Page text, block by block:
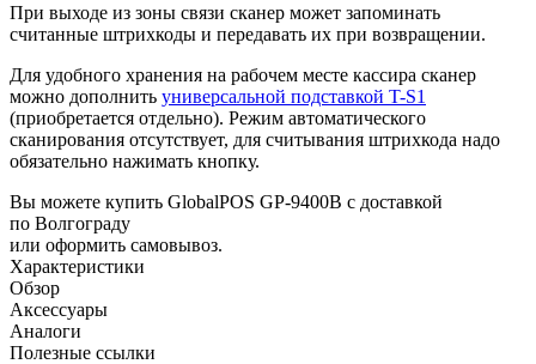
При выходе из зоны связи сканер может запоминать
считанные штрихкоды и передавать их при возвращении.
Для удобного хранения на рабочем месте кассира сканер
можно дополнить универсальной подставкой T-S1
(приобретается отдельно). Режим автоматического
сканирования отсутствует, для считывания штрихкода надо
обязательно нажимать кнопку.
Вы можете купить GlobalPOS GP-9400B с доставкой
по Волгограду
или оформить самовывоз.
Характеристики
Обзор
Аксессуары
Аналоги
Полезные ссылки